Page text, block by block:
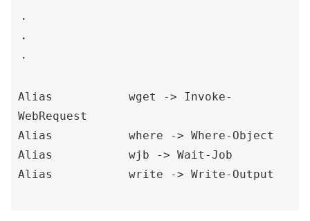
・
・
・
Alias           wget -> Invoke-
WebRequest
Alias           where -> Where-Object
Alias           wjb -> Wait-Job
Alias           write -> Write-Output